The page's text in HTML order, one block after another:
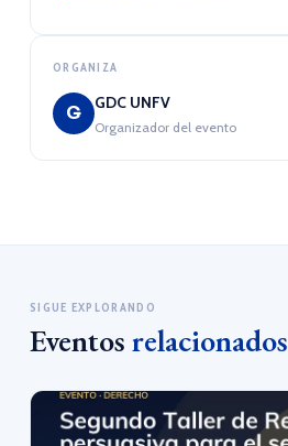
ORGANIZA
G GDC UNFV
Organizador del evento
SIGUE EXPLORANDO
Eventosrelacionados